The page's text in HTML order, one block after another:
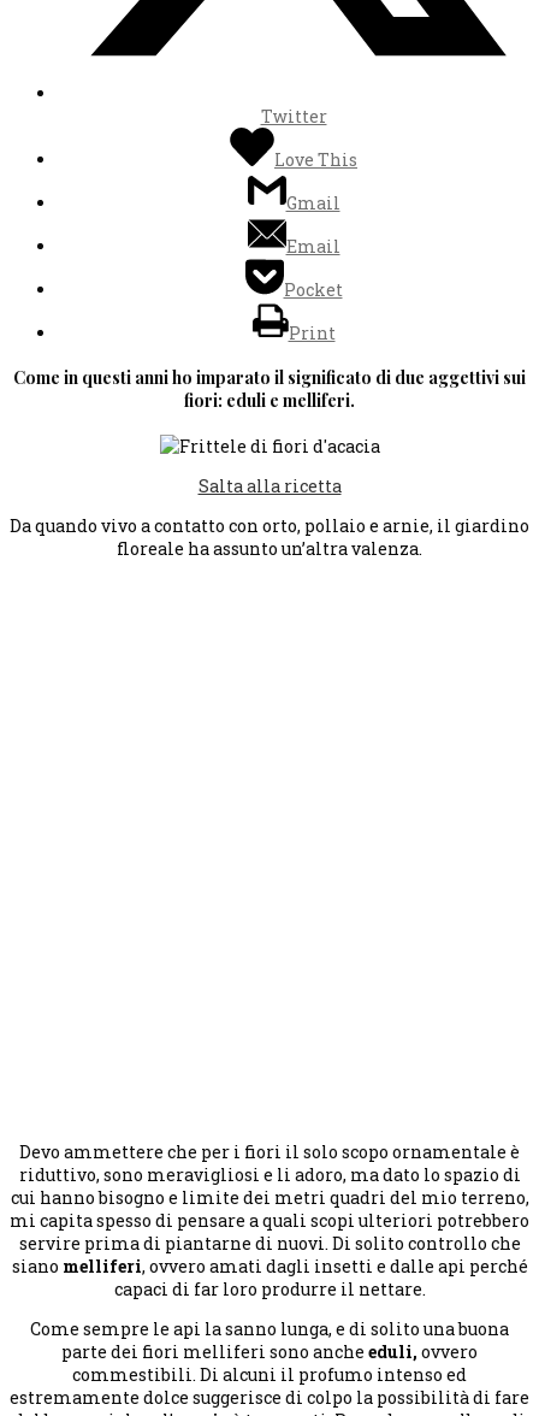
Twitter
Love This
Gmail
Email
Pocket
Print
Come in questi anni ho imparato il significato di due aggettivi sui
fiori: eduli e melliferi.
Salta alla ricetta
Da quando vivo a contatto con orto, pollaio e arnie, il giardino
floreale ha assunto un’altra valenza.
Devo ammettere che per i fiori il solo scopo ornamentale è
riduttivo, sono meravigliosi e li adoro, ma dato lo spazio di
cui hanno bisogno e limite dei metri quadri del mio terreno,
mi capita spesso di pensare a quali scopi ulteriori potrebbero
servire prima di piantarne di nuovi. Di solito controllo che
siano melliferi, ovvero amati dagli insetti e dalle api perché
capaci di far loro produrre il nettare.
Come sempre le api la sanno lunga, e di solito una buona
parte dei fiori melliferi sono anche eduli, ovvero
commestibili. Di alcuni il profumo intenso ed
estremamente dolce suggerisce di colpo la possibilità di fare